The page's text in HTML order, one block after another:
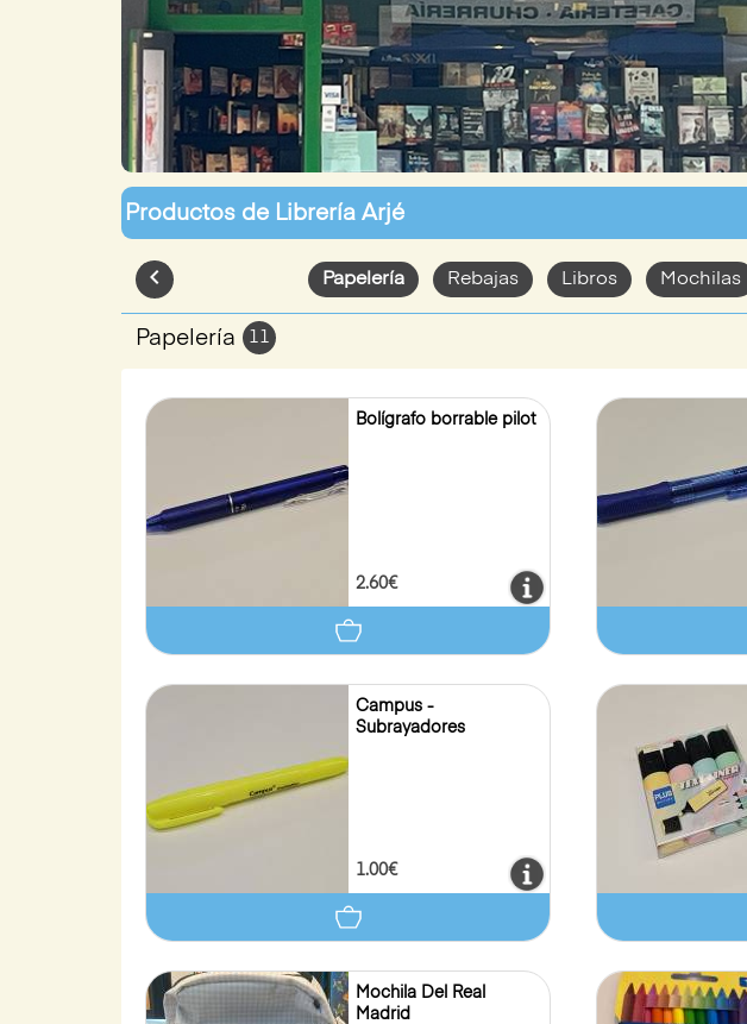
Productos de Librería Arjé
chevron_left Papelería Rebajas Libros Mochilas
Papelería 11
Bolígrafo borrable pilot
2.60€
Campus -
Subrayadores
1.00€
Mochila Del Real
Madrid